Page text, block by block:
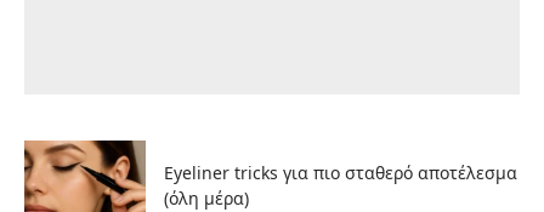
Eyeliner tricks για πιο σταθερό αποτέλεσμα
(όλη μέρα)